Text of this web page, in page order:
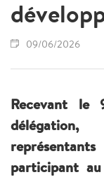
09/06/2026
Recevant
participant au